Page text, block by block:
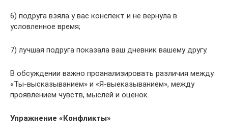
6) подруга взяла у вас конспект и не вернула в
условленное время;
7) лучшая подруга показала ваш дневник вашему другу.
В обсуждении важно проанализировать различия между
«Ты-высказыванием» и «Я-выеказыванием», между
проявлением чувств, мыслей и оценок.
Упражнение «Конфликты»